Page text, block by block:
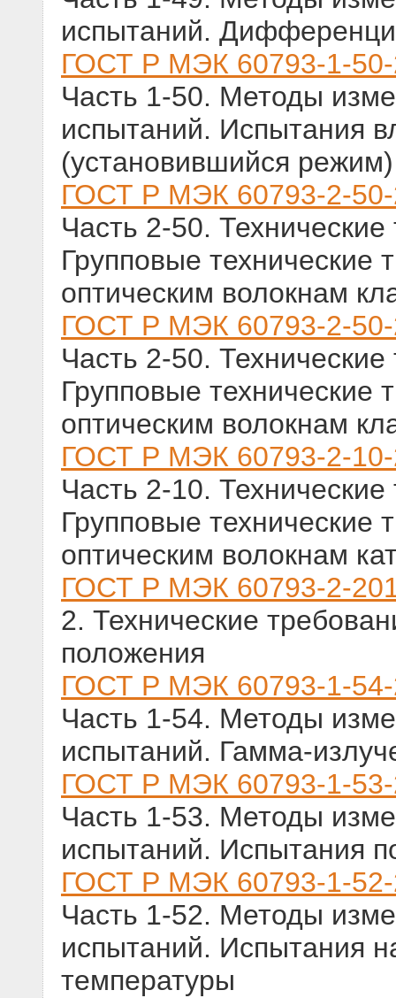
испытаний.
ГОСТ Р МЭК 60793-1-
Часть 1-50. Методы
испытаний. Испытания
(установившийся режим)
ГОСТ Р МЭК 60793-2-
Часть 2-50.
Групповые
оптическим волокнам
ГОСТ Р МЭК 60793-2-
Часть 2-50.
Групповые
оптическим волокнам
ГОСТ Р МЭК 60793-2-
Часть 2-10.
Групповые технические
оптическим волокнам
ГОСТ Р МЭК 60793-2-
2. Технические
положения
ГОСТ Р МЭК 60793-1-
Часть 1-54. Методы
испытаний. Гамма-
ГОСТ Р МЭК 60793-1-
Часть 1-53. Методы
испытаний. Испытания
ГОСТ Р МЭК 60793-1-
Часть 1-52. Методы
испытаний. Испытания
температуры